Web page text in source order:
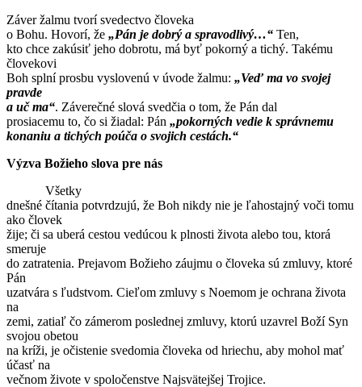
Záver žalmu tvorí svedectvo človeka
o Bohu. Hovorí, že „Pán je dobrý a spravodlivý…“ Ten,
kto chce zakúsiť jeho dobrotu, má byť pokorný a tichý. Takému
človekovi
Boh splní prosbu vyslovenú v úvode žalmu: „Veď ma vo svojej
pravde
a uč ma“. Záverečné slová svedčia o tom, že Pán dal
prosiacemu to, čo si žiadal: Pán „pokorných vedie k správnemu
konaniu a tichých poúča o svojich cestách.“
Výzva Božieho slova pre nás
Všetky
dnešné čítania potvrdzujú, že Boh nikdy nie je ľahostajný voči tomu
ako človek
žije; či sa uberá cestou vedúcou k plnosti života alebo tou, ktorá
smeruje
do zatratenia. Prejavom Božieho záujmu o človeka sú zmluvy, ktoré
Pán
uzatvára s ľudstvom. Cieľom zmluvy s Noemom je ochrana života
na
zemi, zatiaľ čo zámerom poslednej zmluvy, ktorú uzavrel Boží Syn
svojou obetou
na kríži, je očistenie svedomia človeka od hriechu, aby mohol mať
účasť na
večnom živote v spoločenstve Najsvätejšej Trojice.